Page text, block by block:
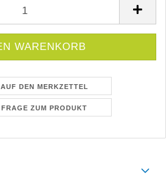
AUF DEN MERKZETTEL
FRAGE ZUM PRODUKT